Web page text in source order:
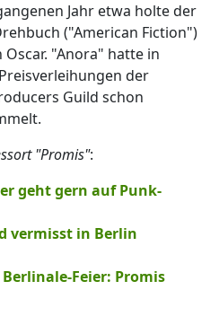
Jahr etwa holte der
("American Fiction")
"Anora" hatte in
der
Guild schon
"Promis":
geht gern auf Punk-
vermisst in Berlin
Feier: Promis